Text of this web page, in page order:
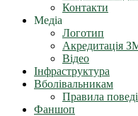
Контакти
Медіа
Логотип
Акредитація
Відео
Інфраструктура
Вболівальникам
Правила
Фаншоп